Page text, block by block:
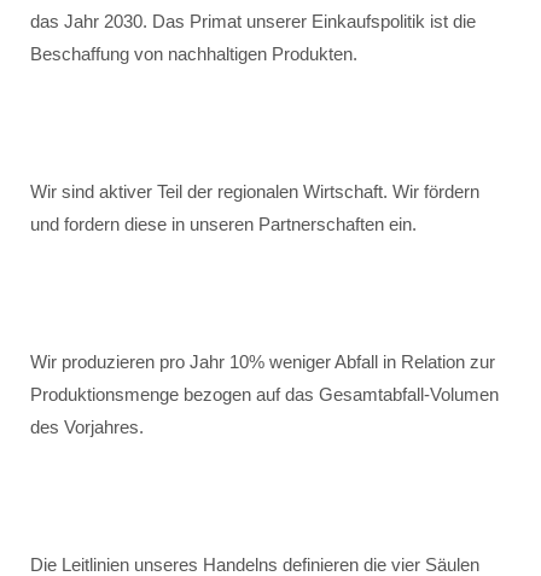
das Jahr 2030. Das Primat unserer Einkaufspolitik ist die
Beschaffung von nachhaltigen Produkten.
Wir sind aktiver Teil der regionalen Wirtschaft. Wir fördern
und fordern diese in unseren Partnerschaften ein.
Wir produzieren pro Jahr 10% weniger Abfall in Relation zur
Produktionsmenge bezogen auf das Gesamtabfall-Volumen
des Vorjahres.
Die Leitlinien unseres Handelns definieren die vier Säulen